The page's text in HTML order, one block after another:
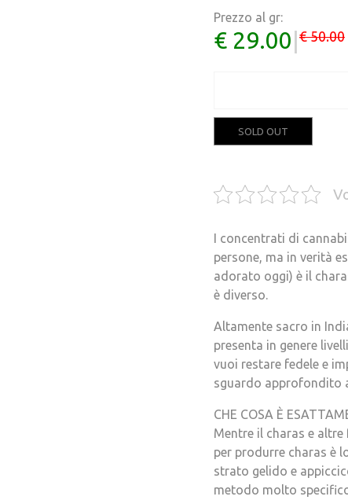
Prezzo al gr:
€ 29.00|€ 50.00
SOLD OUT
I concentrati di
persone, ma in verità
adorato oggi) è il
è diverso.
Altamente sacro in
presenta in genere
vuoi restare fedele e
sguardo approfondito
CHE COSA È
Mentre il charas e
per produrre charas è
strato gelido e
metodo molto